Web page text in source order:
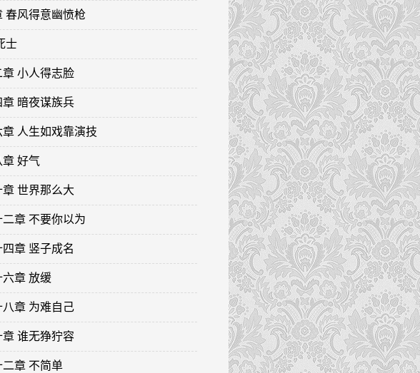
春风得意幽愤枪
士
小人得志脸
暗夜谋族兵
人生如戏靠演技
章 好气
世界那么大
章 不要你以为
章 竖子成名
六章 放缓
章 为难自己
谁无狰狞容
章 不简单